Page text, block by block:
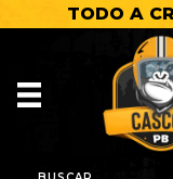
TODO A